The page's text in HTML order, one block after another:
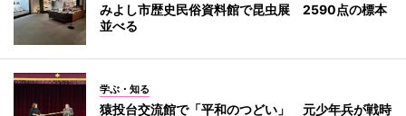
みよし市歴史民俗資料館で昆虫展 2590点の標本
並べる
学ぶ・知る
猿投台交流館で「平和のつどい」 元少年兵が戦時